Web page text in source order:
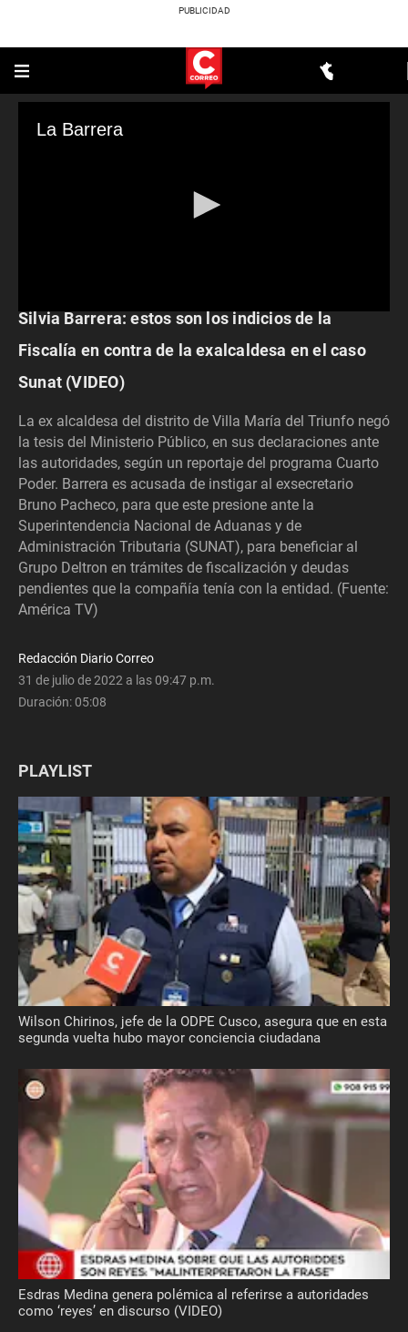
La Barrera
0
of
0
seconds
Silvia Barrera: estos son los indicios de la
Fiscalía en contra de la exalcaldesa en el caso
Sunat (VIDEO)
La ex alcaldesa del distrito de Villa María del Triunfo negó
la tesis del Ministerio Público, en sus declaraciones ante
las autoridades, según un reportaje del programa Cuarto
Poder. Barrera es acusada de instigar al exsecretario
Bruno Pacheco, para que este presione ante la
Superintendencia Nacional de Aduanas y de
Administración Tributaria (SUNAT), para beneficiar al
Grupo Deltron en trámites de fiscalización y deudas
pendientes que la compañía tenía con la entidad. (Fuente:
América TV)
Redacción Diario Correo
31 de julio de 2022 a las 09:47 p.m.
Duración:05:08
PLAYLIST
Wilson Chirinos, jefe de la ODPE Cusco, asegura que en esta
segunda vuelta hubo mayor conciencia ciudadana
Esdras Medina genera polémica al referirse a autoridades
como ‘reyes’ en discurso (VIDEO)